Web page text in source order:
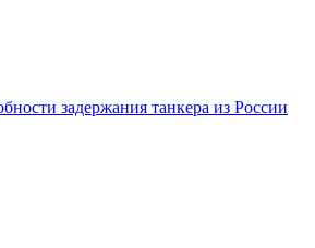
задержания танкера из России